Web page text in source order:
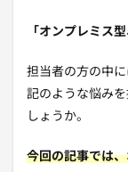
「オンプレミス
担当者の方の中
記のような悩み
しょうか。
今回の記事では